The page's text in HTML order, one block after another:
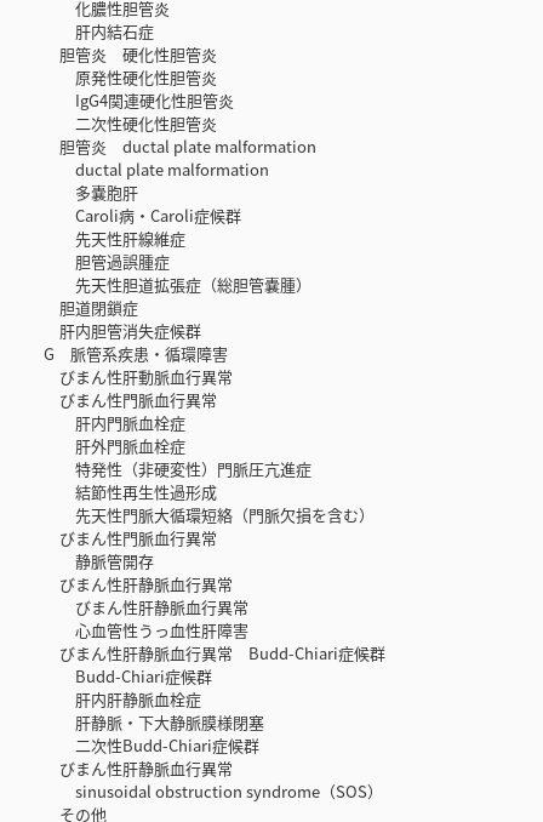
化膿性胆管炎
肝内結石症
胆管炎 硬化性胆管炎
原発性硬化性胆管炎
IgG4関連硬化性胆管炎
二次性硬化性胆管炎
胆管炎 ductal plate malformation
ductal plate malformation
多嚢胞肝
Caroli病・Caroli症候群
先天性肝線維症
胆管過誤腫症
先天性胆道拡張症（総胆管嚢腫）
胆道閉鎖症
肝内胆管消失症候群
G 脈管系疾患・循環障害
びまん性肝動脈血行異常
びまん性門脈血行異常
肝内門脈血栓症
肝外門脈血栓症
特発性（非硬変性）門脈圧亢進症
結節性再生性過形成
先天性門脈大循環短絡（門脈欠損を含む）
びまん性門脈血行異常
静脈管開存
びまん性肝静脈血行異常
びまん性肝静脈血行異常
心血管性うっ血性肝障害
びまん性肝静脈血行異常 Budd-Chiari症候群
Budd-Chiari症候群
肝内肝静脈血栓症
肝静脈・下大静脈膜様閉塞
二次性Budd-Chiari症候群
びまん性肝静脈血行異常
sinusoidal obstruction syndrome（SOS）
その他